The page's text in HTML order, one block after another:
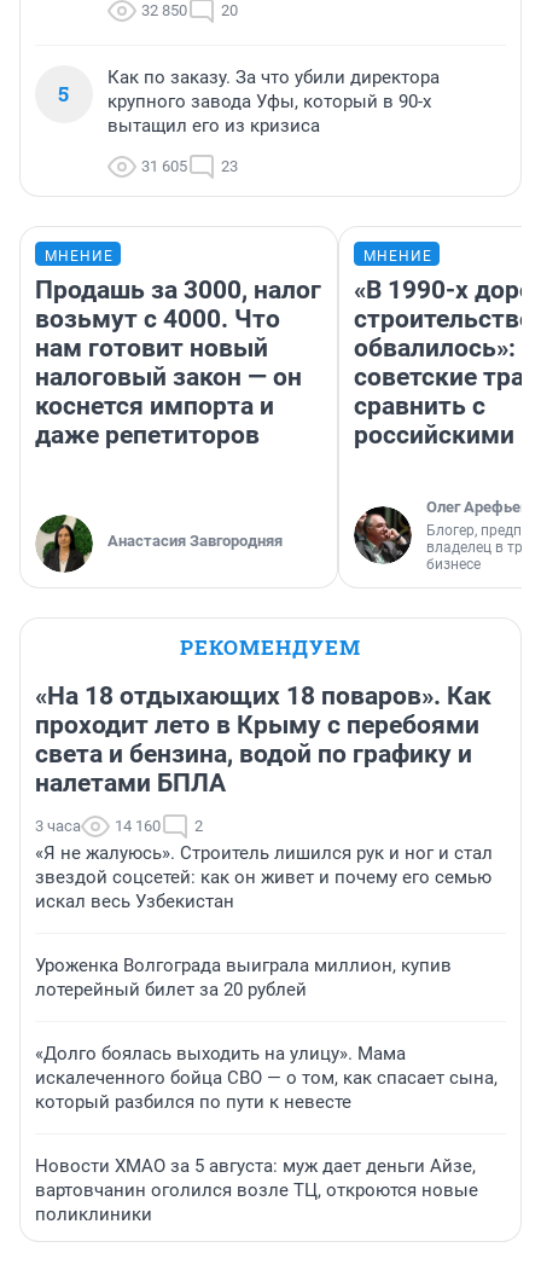
32 850 20
5
Как по заказу. За что убили директора
крупного завода Уфы, который в 90-х
вытащил его из кризиса
31 605 23
МНЕНИЕ
Продашь за 3000, налог
возьмут с 4000. Что
нам готовит новый
налоговый закон — он
коснется импорта и
даже репетиторов
Анастасия Завгородняя
МНЕНИЕ
«В 1990-х
строительство
обвалилось»:
советские
сравнить с
российскими
Олег Арефьев
Блогер,
владелец в
бизнесе
РЕКОМЕНДУЕМ
«На 18 отдыхающих 18 поваров». Как
проходит лето в Крыму с перебоями
света и бензина, водой по графику и
налетами БПЛА
3 часа 14 160 2
«Я не жалуюсь». Строитель лишился рук и ног и стал
звездой соцсетей: как он живет и почему его семью
искал весь Узбекистан
Уроженка Волгограда выиграла миллион, купив
лотерейный билет за 20 рублей
«Долго боялась выходить на улицу». Мама
искалеченного бойца СВО — о том, как спасает сына,
который разбился по пути к невесте
Новости ХМАО за 5 августа: муж дает деньги Айзе,
вартовчанин оголился возле ТЦ, откроются новые
поликлиники